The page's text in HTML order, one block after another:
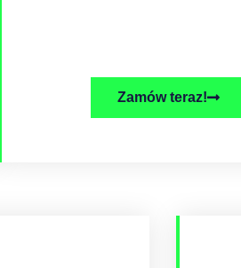
Zamów teraz!